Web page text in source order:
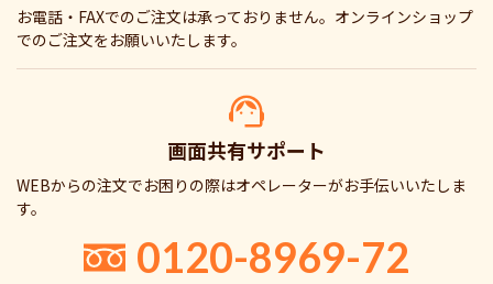
お電話・FAXでのご注文は承っておりません。オンラインショップ
でのご注文をお願いいたします。
画面共有サポート
WEBからの注文でお困りの際はオペレーターがお手伝いいたしま
す。
0120-8969-72